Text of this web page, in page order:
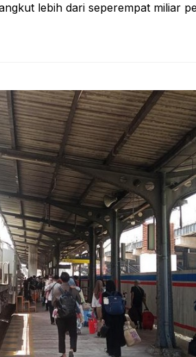
lebih dari seperempat miliar